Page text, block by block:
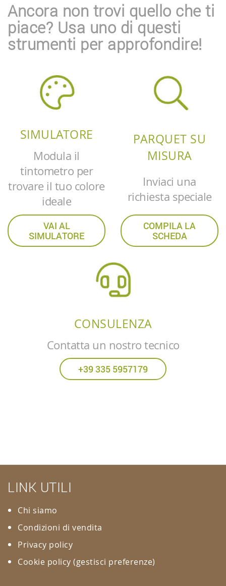
Ancora non trovi quello che ti
piace? Usa uno di questi
strumenti per approfondire!
SIMULATORE
Modula il
tintometro per
trovare il tuo colore
ideale
VAI AL
SIMULATORE
PARQUET SU
MISURA
Inviaci una
richiesta speciale
COMPILA LA
SCHEDA
CONSULENZA
Contatta un nostro tecnico
+39 335 5957179
LINK UTILI
Chi siamo
Condizioni di vendita
Privacy policy
Cookie policy (gestisci preferenze)